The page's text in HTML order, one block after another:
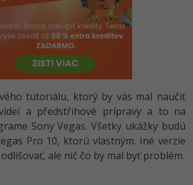
-80%
-80%
-80%
-30%
-30%
-80%
Illustrator -80%
Lightroom -30%
XD -15%
InDesign -25%
tutoriálu, ktorý by vás mal naučiť
a předstřihové prípravy a to na
Sony Vegas. Všetky ukážky budú
Pro 10, ktorú vlastným. Iné verzie
ale nič čo by mal byť problém.